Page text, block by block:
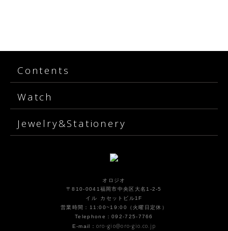
Contents
Watch
Jewelry&Stationery
オロジオ
〒810-0041福岡市中央区大名1-2-5
イル カセットビル1F
営業時間：11:00~19:00（火曜日定休）
Telephone：092-725-7766
E-mail： oro-gio@oro-gio.co.jp